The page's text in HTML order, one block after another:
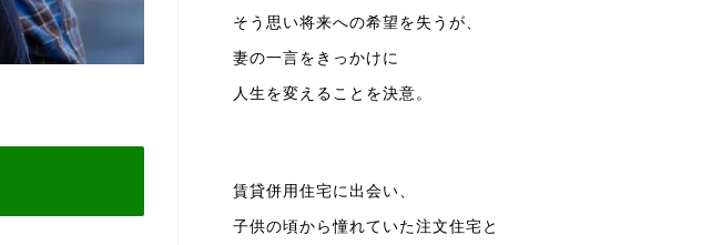
そう思い将来への希望を失うが、
妻の一言をきっかけに
人生を変えることを決意。
賃貸併用住宅に出会い、
子供の頃から憧れていた注文住宅と